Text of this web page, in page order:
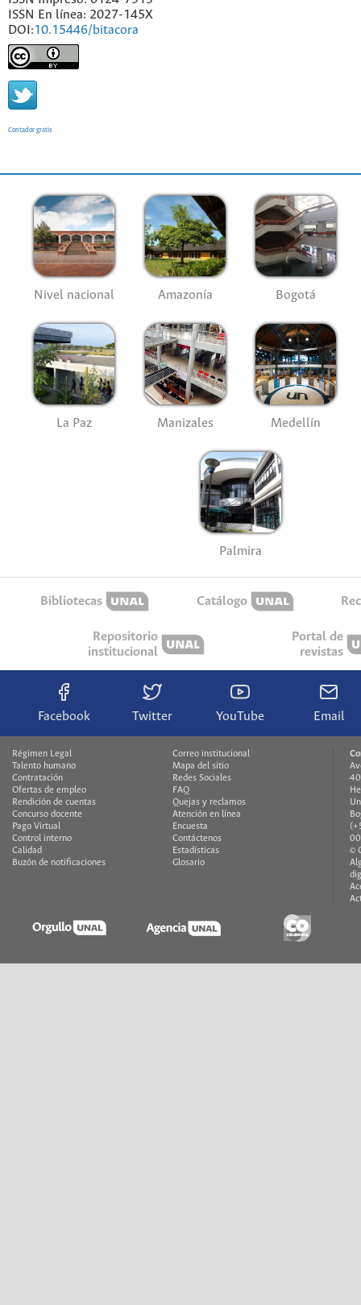
ISSN En línea: 2027-145X
DOI:10.15446/bitacora
Contador gratis
Nivel nacional Amazonía Bogotá
La Paz Manizales Medellín
Palmira
Bibliotecas Catálogo
Repositorio
institucional
Portal de
revistas
Facebook Twitter YouTube Email
Régimen Legal
Talento humano
Contratación
Ofertas de empleo
Rendición de cuentas
Concurso docente
Pago Virtual
Control interno
Calidad
Buzón de notificaciones
Correo institucional
Mapa del sitio
Redes Sociales
FAQ
Quejas y reclamos
Atención en línea
Encuesta
Contáctenos
Estadísticas
Glosario
©